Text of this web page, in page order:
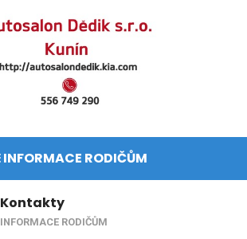
INFORMACE RODIČŮM
Kontakty
INFORMACE RODIČŮM